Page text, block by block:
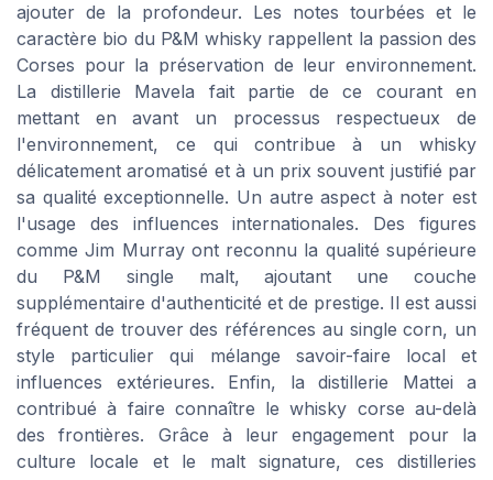
ajouter de la profondeur. Les notes tourbées et le
caractère bio du P&M whisky rappellent la passion des
Corses pour la préservation de leur environnement.
La distillerie Mavela fait partie de ce courant en
mettant en avant un processus respectueux de
l'environnement, ce qui contribue à un whisky
délicatement aromatisé et à un prix souvent justifié par
sa qualité exceptionnelle. Un autre aspect à noter est
l'usage des influences internationales. Des figures
comme Jim Murray ont reconnu la qualité supérieure
du P&M single malt, ajoutant une couche
supplémentaire d'authenticité et de prestige. Il est aussi
fréquent de trouver des références au single corn, un
style particulier qui mélange savoir-faire local et
influences extérieures. Enfin, la distillerie Mattei a
contribué à faire connaître le whisky corse au-delà
des frontières. Grâce à leur engagement pour la
culture locale et le malt signature, ces distilleries